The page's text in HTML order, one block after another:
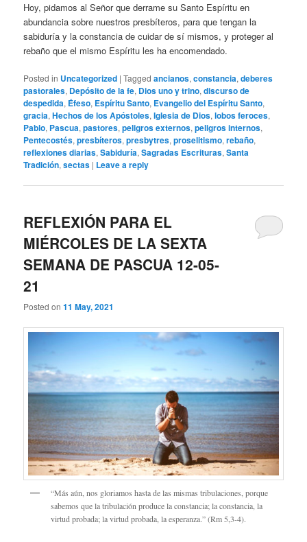
Hoy, pidamos al Señor que derrame su Santo Espíritu en
abundancia sobre nuestros presbíteros, para que tengan la
sabiduría y la constancia de cuidar de sí mismos, y proteger al
rebaño que el mismo Espíritu les ha encomendado.
Posted in Uncategorized |Tagged ancianos,constancia,deberes
pastorales, Depósito de la fe, Dios uno y trino,discurso de
despedida, Éfeso, Espíritu Santo, Evangelio del Espíritu Santo,
gracia,Hechos de los Apóstoles,Iglesia de Dios,lobos feroces,
Pablo, Pascua,pastores,peligros externos,peligros internos,
Pentecostés,presbíteros,presbytres,proselitismo,rebaño,
reflexiones diarias,Sabiduría,Sagradas Escrituras,Santa
Tradición,sectas | Leave a reply
REFLEXIÓN PARA EL
MIÉRCOLES DE LA SEXTA
SEMANA DE PASCUA 12-05-
21
Posted on11 May, 2021
“Más aún, nos gloriamos hasta de las mismas tribulaciones, porque
sabemos que la tribulación produce la constancia; la constancia, la
virtud probada; la virtud probada, la esperanza.” (Rm 5,3-4).